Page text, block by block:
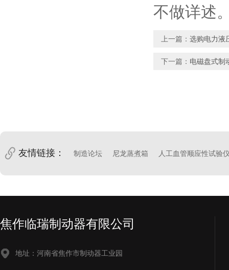
不做详述
上一篇： 选购电力液
下一篇： 电磁盘式制
友情链接： 制造论坛 尼龙蒸煮箱 人工血管顺应性试验
焦作临瑞制动器有限公司
地址：河南省焦作市制动器工业园